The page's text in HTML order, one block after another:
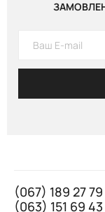
Джинси
(067) 189 27 79
(063) 151 69 43